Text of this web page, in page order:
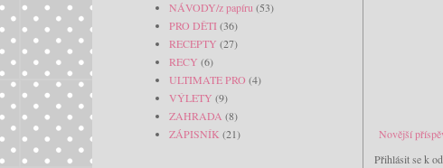
Novější
Přihlásit se k
NÁVODY/z papíru (53)
PRO DĚTI(36)
RECEPTY (27)
RECY (6)
ULTIMATE PRO (4)
VÝLETY (9)
ZAHRADA (8)
ZÁPISNÍK (21)